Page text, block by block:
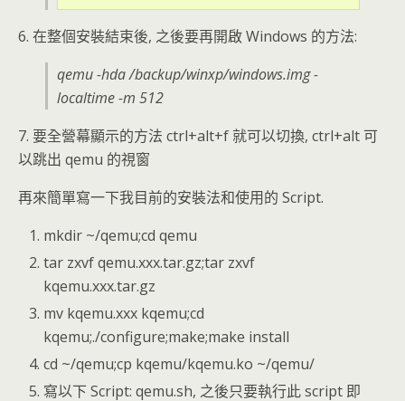
6. 在整個安裝結束後, 之後要再開啟 Windows 的方法:
qemu -hda /backup/winxp/windows.img -
localtime -m 512
7. 要全營幕顯示的方法 ctrl+alt+f 就可以切換, ctrl+alt 可
以跳出 qemu 的視窗
再來簡單寫一下我目前的安裝法和使用的 Script.
mkdir ~/qemu;cd qemu
tar zxvf qemu.xxx.tar.gz;tar zxvf
kqemu.xxx.tar.gz
mv kqemu.xxx kqemu;cd
kqemu;./configure;make;make install
cd ~/qemu;cp kqemu/kqemu.ko ~/qemu/
寫以下 Script: qemu.sh, 之後只要執行此 script 即